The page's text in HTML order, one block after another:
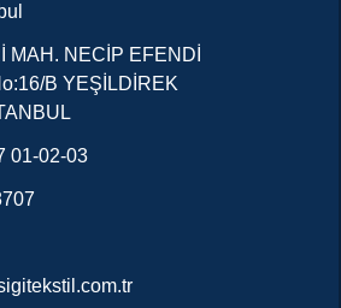
MAH. NECİP EFENDİ
B YEŞİLDİREK
01-02-03